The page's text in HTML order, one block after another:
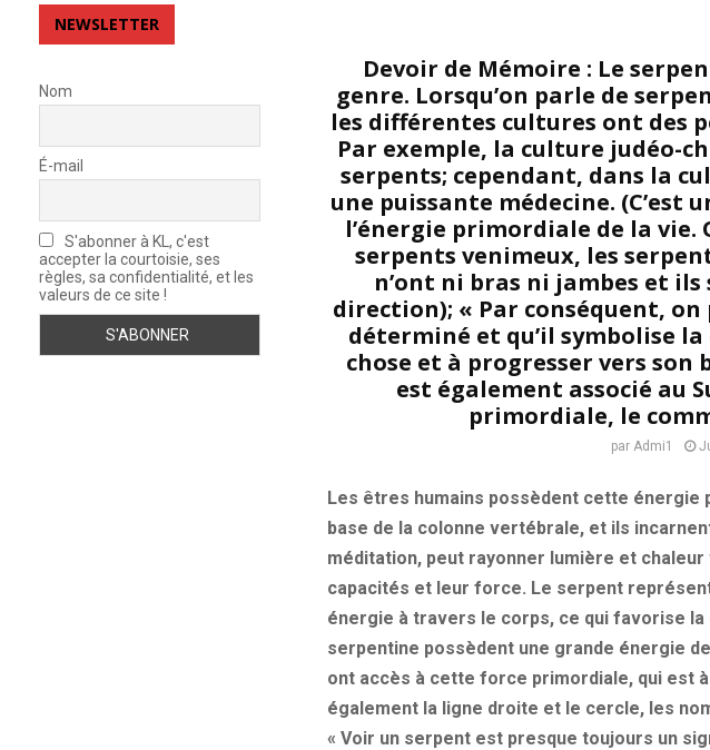
Devoir de Mémoire : Le
genre. Lorsqu’on parle de
les différentes cultures ont des
Par exemple, la culture judéo-
serpents; cependant, dans la
une puissante médecine. (C’est
l’énergie primordiale de la vie.
serpents venimeux, les
n’ont ni bras ni jambes et
direction); « Par conséquent,
déterminé et qu’il symbolise
chose et à progresser vers
est également associé au
primordiale, le
par Admi1
Les êtres humains possèdent cette
base de la colonne vertébrale, et ils
méditation, peut rayonner lumière et
capacités et leur force. Le serpent
énergie à travers le corps, ce qui favorise
serpentine possèdent une grande énergie
ont accès à cette force primordiale, qui est
également la ligne droite et le cercle, les
« Voir un serpent est presque toujours un
NEWSLETTER
Nom
É-mail
S'abonner à KL, c'est
accepter la courtoisie, ses
règles, sa confidentialité, et les
valeurs de ce site !